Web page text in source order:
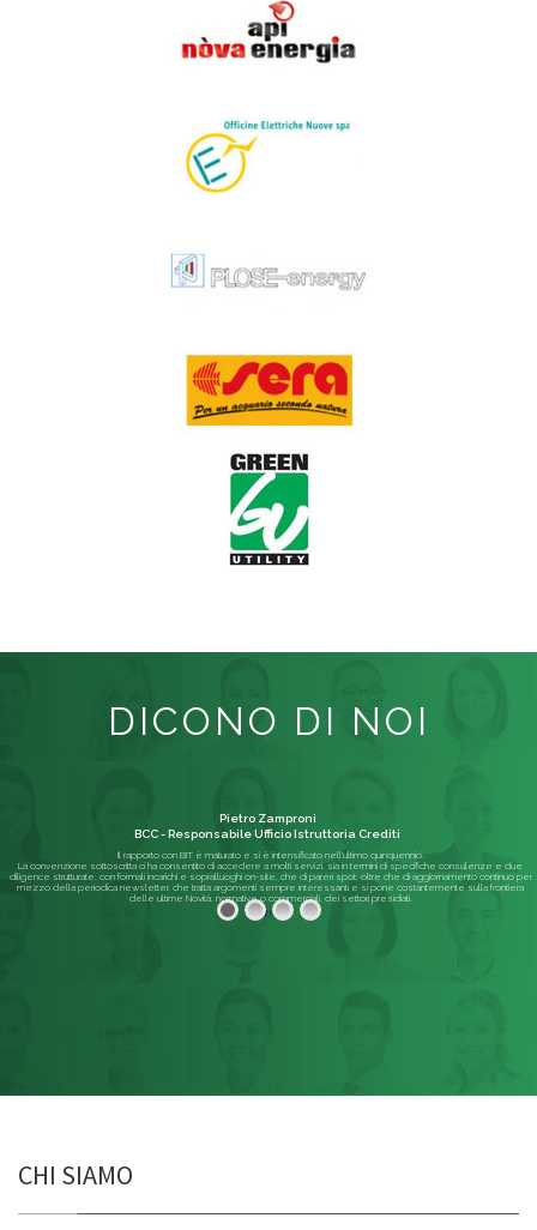
DICONO DI NOI
Il rapporto con BIT è maturato e si è intensificato nell'ultimo quinquennio.
La convenzione sottoscritta ci ha consentito di accedere a molti servizi, sia in termini di specifiche consulenze e due
diligence strutturate, con formali incarichi e sopralluoghi on-site, che di pareri spot; oltre che di aggiornamento continuo per
mezzo della periodica newsletter, che tratta argomenti sempre interessanti e si pone costantemente sulla frontiera
delle ultime Novità, normative o commerciali, dei settori presidiati.
Pietro Zamproni
BCC - Responsabile Ufficio Istruttoria Crediti
Leggi di più
CHI SIAMO